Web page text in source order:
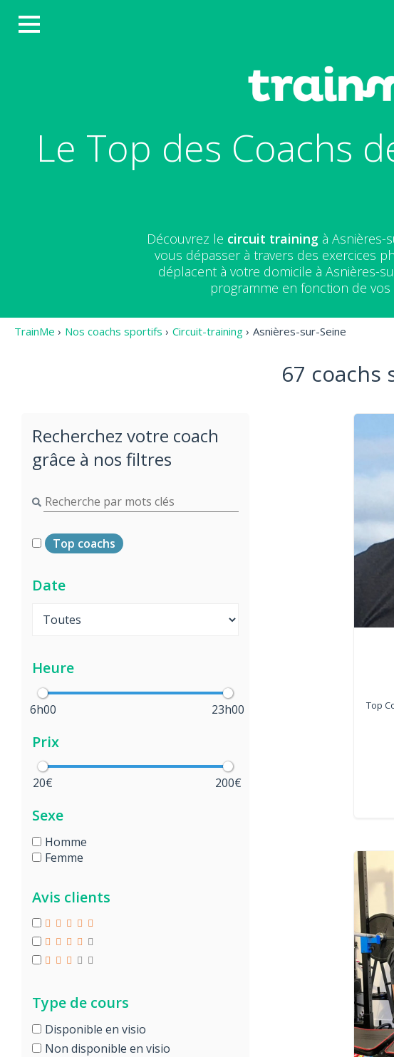
Le Top des Coachs
Découvrez le circuit trainingà Asnières-
vous dépasser à travers des exercices
déplacent à votre domicile à Asnières-
programme en fonction de
TrainMe › Nos coachs sportifs › Circuit-training › Asnières-sur-Seine
Recherchez votre coach
grâce à nos filtres
Top coachs
Date
Heure
6h00 23h00
Prix
20€ 200€
Sexe
Homme
Femme
Avis clients
Type de cours
Disponible en visio
Non disponible en visio
67 coachs
Top